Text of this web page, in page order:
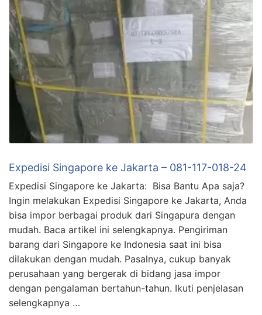
Expedisi Singapore ke Jakarta – 081-117-018-24
Expedisi Singapore ke Jakarta: Bisa Bantu Apa saja?
Ingin melakukan Expedisi Singapore ke Jakarta, Anda
bisa impor berbagai produk dari Singapura dengan
mudah. Baca artikel ini selengkapnya. Pengiriman
barang dari Singapore ke Indonesia saat ini bisa
dilakukan dengan mudah. Pasalnya, cukup banyak
perusahaan yang bergerak di bidang jasa impor
dengan pengalaman bertahun-tahun. Ikuti penjelasan
selengkapnya …